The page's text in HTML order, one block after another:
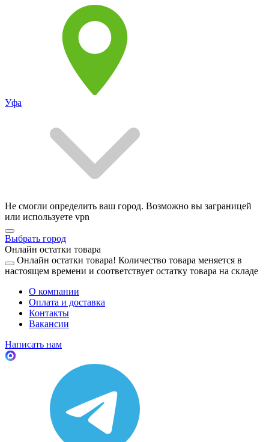
Уфа
Не смогли определить ваш город. Возможно вы заграницей
или используете vpn
Выбрать город
Онлайн остатки товара
Онлайн остатки товара! Количество товара меняется в
настоящем времени и соответствует остатку товара на складе
О компании
Оплата и доставка
Контакты
Вакансии
Написать нам